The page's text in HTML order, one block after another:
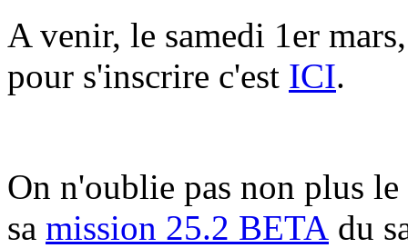
A venir, le samedi 1er
pour s'inscrire c'est ICI.
On n'oublie pas non plus le
sa mission 25.2 BETA du